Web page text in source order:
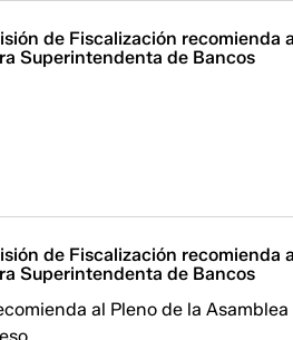
de Fiscalización recomienda
Superintendenta de Bancos
de Fiscalización recomienda
Superintendenta de Bancos
al Pleno de la